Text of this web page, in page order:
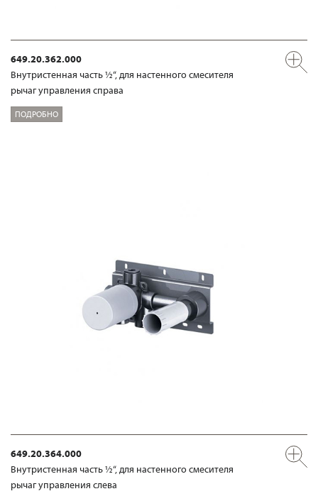
649.20.362.000
Внутристенная часть ½“, для настенного смесителя
рычаг управления справа
ПОДРОБНО
649.20.364.000
Внутристенная часть ½“, для настенного смесителя
рычаг управления слева